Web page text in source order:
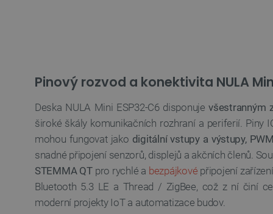
Pinový rozvod a konektivita NULA
Deska NULA Mini ESP32-C6 disponujevšestranným
široké škály komunikačních rozhraní a periferií. Piny
mohou fungovat jako digitální vstupy a výstupy,
snadné připojení senzorů, displejů a akčních členů.
STEMMA QTpro rychlé a bezpájkové připojení
Bluetooth 5.3 LE a Thread / ZigBee, což z ní činí
moderní projekty IoT a automatizace budov.
PrestaShop-
isListDisplay
critCartData
Zásadách ochrany